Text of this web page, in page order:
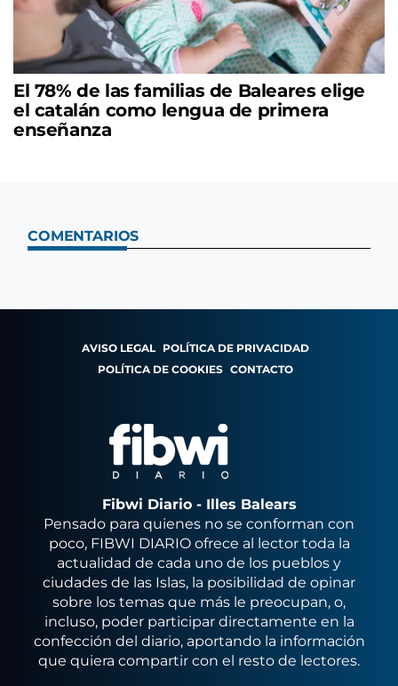
El 78% de las familias de Baleares elige
el catalán como lengua de primera
enseñanza
COMENTARIOS
AVISO LEGAL POLÍTICA DE PRIVACIDAD
POLÍTICA DE COOKIES CONTACTO
Fibwi Diario - Illes Balears
Pensado para quienes no se conforman con
poco, FIBWI DIARIO ofrece al lector toda la
actualidad de cada uno de los pueblos y
ciudades de las Islas, la posibilidad de opinar
sobre los temas que más le preocupan, o,
incluso, poder participar directamente en la
confección del diario, aportando la información
que quiera compartir con el resto de lectores.